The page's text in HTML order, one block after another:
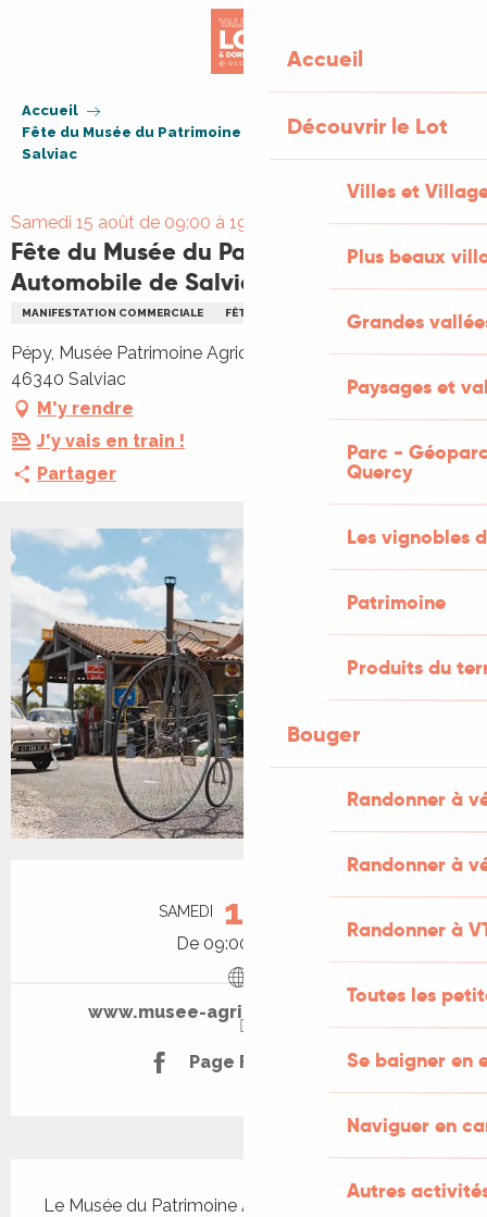
Accueil
Découvrir le Lot
Villes et
Plus beaux
Grandes
Paysages et
Parc -
Quercy
Les vignobles
Patrimoine
Produits du
Bouger
Randonner à
Randonner à
Randonner à
Toutes les
Se baigner en
Naviguer en
Autres
Accueil
Fête du Musée du Patrimoine Agricole et Automobile de
Salviac
Samedi 15 août de 09:00 à 19:00
Fête du Musée du Patrimoine Agricole et
Automobile de Salviac
MANIFESTATION COMMERCIALE FÊTE PATRIMOINE
Pépy, Musée Patrimoine Agricole et Automobile, Pépy,
46340 Salviac
M'y rendre
J'y vais en train !
Partager
Ouverture et coordonnées
SAMEDI 15
De 09:00 à 19:00
www.musee-agricole-salviac.com
Page Facebook
Le Musée du Patrimoine Agricole et Automobile